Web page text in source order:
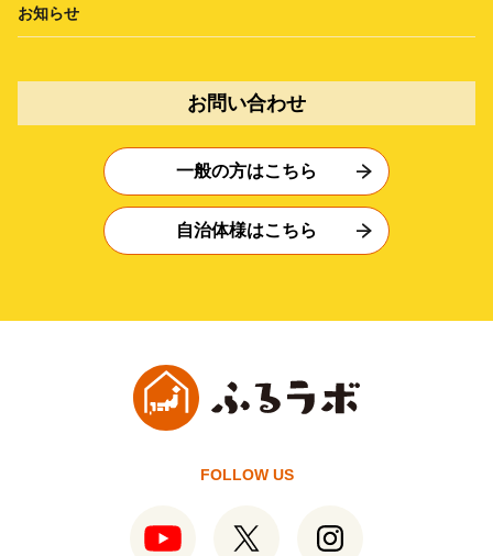
お知らせ
お問い合わせ
一般の方はこちら
自治体様はこちら
FOLLOW US